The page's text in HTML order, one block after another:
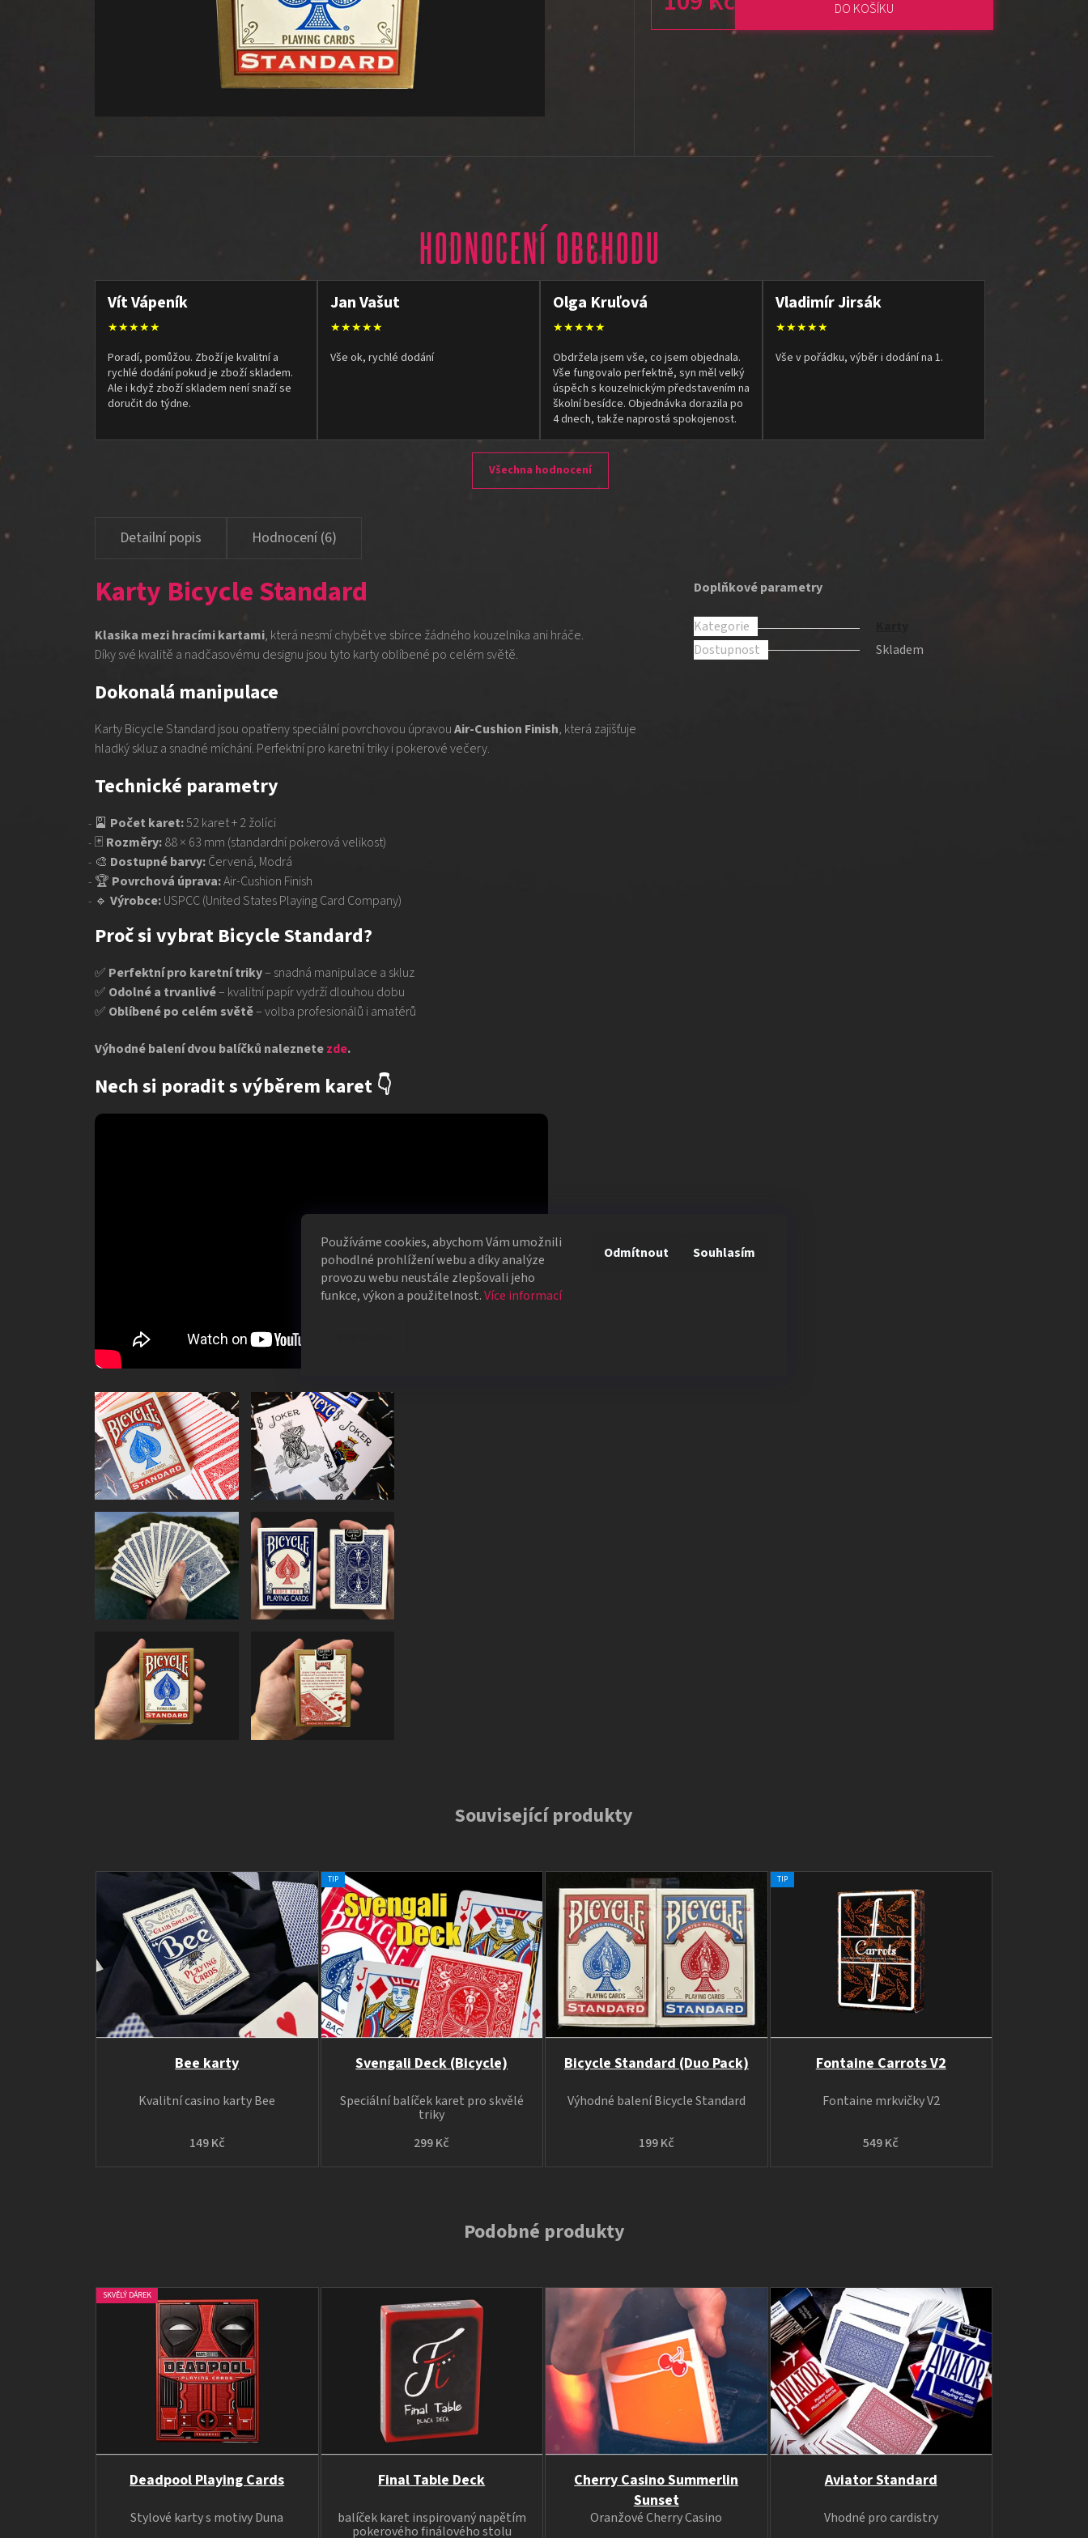
Používáme cookies, abychom Vám umožnili
pohodlné prohlížení webu a díky analýze
provozu webu neustále zlepšovali jeho
funkce, výkon a použitelnost.Více informací
Odmítnout Souhlasím
Měrná cena:
DO KOŠÍKU
HODNOCENÍ OBCHODU
Vít Vápeník
★★★★★
Poradí, pomůžou. Zboží je kvalitní a
rychlé dodání pokud je zboží skladem.
Ale i když zboží skladem není snaží se
doručit do týdne.
Jan Vašut
★★★★★
Vše ok, rychlé dodání
Olga Kruľová
★★★★★
Obdržela jsem vše, co jsem objednala.
Vše fungovalo perfektně, syn měl velký
úspěch s kouzelnickým představením na
školní besídce. Objednávka dorazila po
4 dnech, takže naprostá spokojenost.
Vladimír Jirsák
★★★★★
Vše v pořádku, výběr i dodání na 1.
Všechna hodnocení
Hodnocení (6)
Karty Bicycle Standard
Klasika mezi hracími kartami, která nesmí chybět ve sbírce žádného kouzelníka ani hráče.
Díky své kvalitě a nadčasovému designu jsou tyto karty oblíbené po celém světě.
Dokonalá manipulace
Karty Bicycle Standard jsou opatřeny speciální povrchovou úpravouAir-Cushion Finish, která zajišťuje
hladký skluz a snadné míchání. Perfektní pro karetní triky i pokerové večery.
Technické parametry
🎴 Počet karet:52 karet + 2 žolíci
🃏 Rozměry:88 × 63 mm (standardní pokerová velikost)
🎨 Dostupné barvy:Červená, Modrá
🏆 Povrchová úprava:Air-Cushion Finish
🔹 Výrobce:USPCC (United States Playing Card Company)
Proč si vybrat Bicycle Standard?
✅ Perfektní pro karetní triky– snadná manipulace a skluz
✅ Odolné a trvanlivé– kvalitní papír vydrží dlouhou dobu
✅ Oblíbené po celém světě– volba profesionálů i amatérů
Výhodné balení dvou balíčků naleznetezde.
Nech si poradit s výběrem karet 👇
Doplňkové parametry
Kategorie
Dostupnost
Skladem
Související produkty
Bee karty
149 Kč
Kvalitní casino karty Bee
TIP
Svengali Deck (Bicycle)
299 Kč
Speciální balíček karet pro skvělé
triky
Bicycle Standard (Duo Pack)
199 Kč
Výhodné balení Bicycle Standard
TIP
Fontaine Carrots V2
549 Kč
Fontaine mrkvičky V2
Podobné produkty
SKVĚLÝ DÁREK
Deadpool Playing Cards
Stylové karty s motivy Duna
Final Table Deck
balíček karet inspirovaný napětím
pokerového finálového stolu
Cherry Casino Summerlin
Sunset
Oranžové Cherry Casino
Aviator Standard
Vhodné pro cardistry